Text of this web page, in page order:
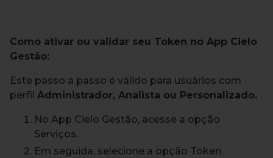
Como ativar ou validar seu Token no App Cielo
Gestão:
Este passo a passo é válido para usuários com
perfil Administrador, Analista ou Personalizado.
No App Cielo Gestão, acesse a opção
Serviços.
Em seguida, selecione a opção Token.